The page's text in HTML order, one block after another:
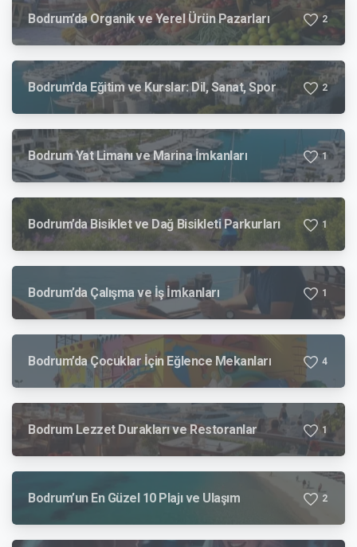
Bodrum’da Organik ve Yerel Ürün Pazarları 2
Bodrum’da Eğitim ve Kurslar: Dil, Sanat, Spor 2
Bodrum Yat Limanı ve Marina İmkanları 1
Bodrum’da Bisiklet ve Dağ Bisikleti Parkurları 1
Bodrum’da Çalışma ve İş İmkanları 1
Bodrum’da Çocuklar İçin Eğlence Mekanları 4
Bodrum Lezzet Durakları ve Restoranlar 1
Bodrum’un En Güzel 10 Plajı ve Ulaşım 2